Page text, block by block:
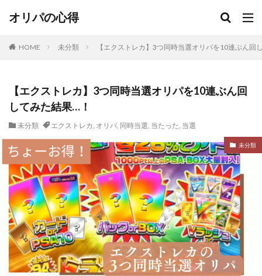
オリパの心得
HOME 未分類 【エクストレカ】3つ同時当選オリパを10連ぶん回
【エクストレカ】3つ同時当選オリパを10連ぶん回
してみた結果…！
未分類 エクストレカ, オリパ, 同時当選, 当たった, 当選
未分類